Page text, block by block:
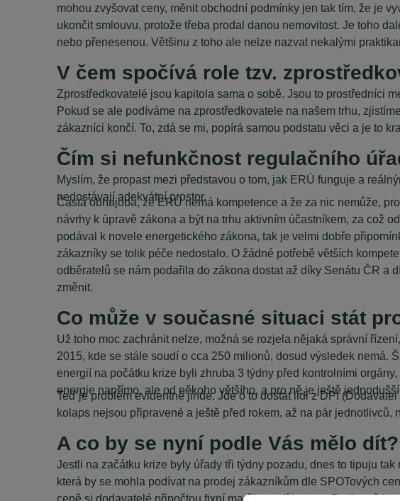
mohou zvyšovat ceny, měnit obchodní podmínky jen tak tím, že je
ukončit smlouvu, protože třeba prodal danou nemovitost. Je toho
nebo přenesenou. Většinu z toho ale nelze nazvat nekalými
V čem spočívá role tzv.
Zprostředkovatelé jsou kapitola sama o sobě. Jsou to prostředníci
Pokud se ale podíváme na zprostředkovatele na našem trhu,
zákazníci končí. To, zdá se mi, popírá samou podstatu věci a je to
Čím si nefunkčnost regulačního
Myslím, že propast mezi představou o tom, jak ERÚ funguje a
nedostávají adekvátní prostor.
Častá obhajoba, že ERÚ nemá kompetence a že za nic nemůže,
návrhy k úpravě zákona a být na trhu aktivním účastníkem, za což
podával k novele energetického zákona, tak je velmi dobře
zákazníky se tolik péče nedostalo. O žádné potřebě větších
odběratelů se nám podařila do zákona dostat až díky Senátu ČR a
změnit.
Co může v současné situaci stát
Už toho moc zachránit nelze, možná se rozjela nějaká správní
2015, kde se stále soudí o cca 250 milionů, dosud výsledek nemá.
energií na počátku krize byli zhruba 3 týdny před kontrolními
energie napřímo, ale od někoho většího, a pro ně je ještě jednodušší
Teď je problém evidentně jinde. Jde o to dostat lidi z DPI
kolaps nejsou připravené a ještě před rokem, až na pár jednotlivců,
A co by se nyní podle Vás mělo dít?
Jestli na začátku krize byly úřady tři týdny pozadu, dnes to tipuju
která by se mohla podívat na prodej zákazníkům dle SPOTových
ceně si dodavatelé připočtou fixní marži a mají hotovo. Podle mě